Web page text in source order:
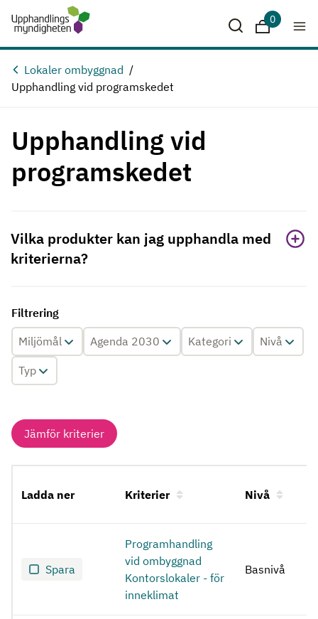
Hoppa till huvudinnehåll
Sparade
0
Lokaler ombyggnad
Upphandling vid programskedet
Upphandling vid
programskedet
Vilka produkter kan jag upphandla med
kriterierna?
Filtrering
Miljömål
Agenda 2030 Kategori Nivå
Typ
Jämför kriterier
Ladda ner Kriterier Nivå
Spara
Programhandling
vid ombyggnad
Kontorslokaler - för
inneklimat
Basnivå